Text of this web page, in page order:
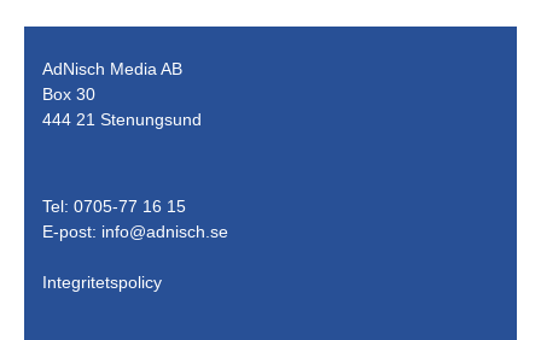
AdNisch Media AB
Box 30
444 21 Stenungsund
Tel: 0705-77 16 15
E-post: info@adnisch.se
Integritetspolicy